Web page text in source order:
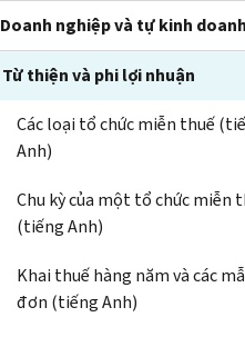
Doanh nghiệp và tự kinh doanh
Từ thiện và phi lợi nhuận
Các loại tổ chức miễn thuế
Anh)
Chu kỳ của một tổ chức miễn
(tiếng Anh)
Khai thuế hàng năm và các
đơn (tiếng Anh)